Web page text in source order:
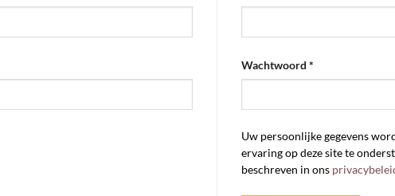
Wachtwoord *
Uw persoonlijke gegevens
ervaring op deze site te
beschreven in ons